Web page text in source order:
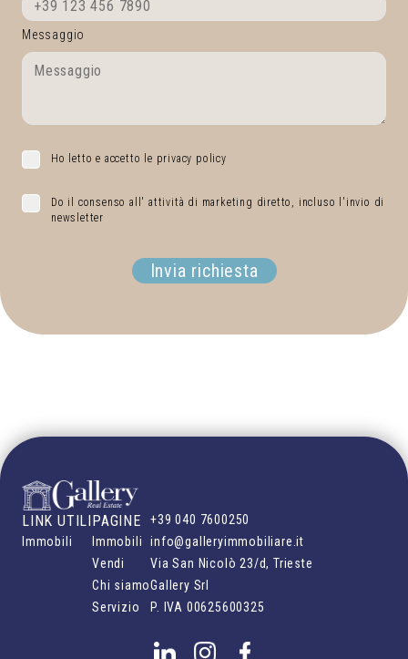
Messaggio
Ho letto e accetto le privacy policy
Do il consenso all' attività di marketing diretto, incluso l'invio di
newsletter
Invia richiesta
LINK UTILI
Immobili
PAGINE
Immobili
Vendi
Chi siamo
Servizio
+39 040 7600250
info@galleryimmobiliare.it
Via San Nicolò 23/d, Trieste
Gallery Srl
P. IVA 00625600325